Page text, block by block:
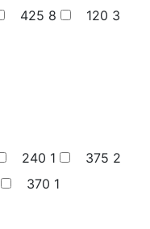
425 8 120 3
240 1 375 2
370 1